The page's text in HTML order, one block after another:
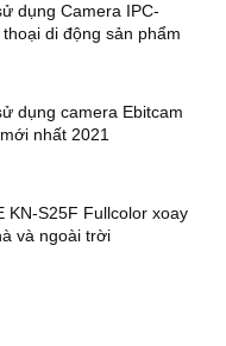
dụng Camera IPC-
di động sản phẩm
dụng camera Ebitcam
nhất 2021
KN-S25F Fullcolor xoay
và ngoài trời